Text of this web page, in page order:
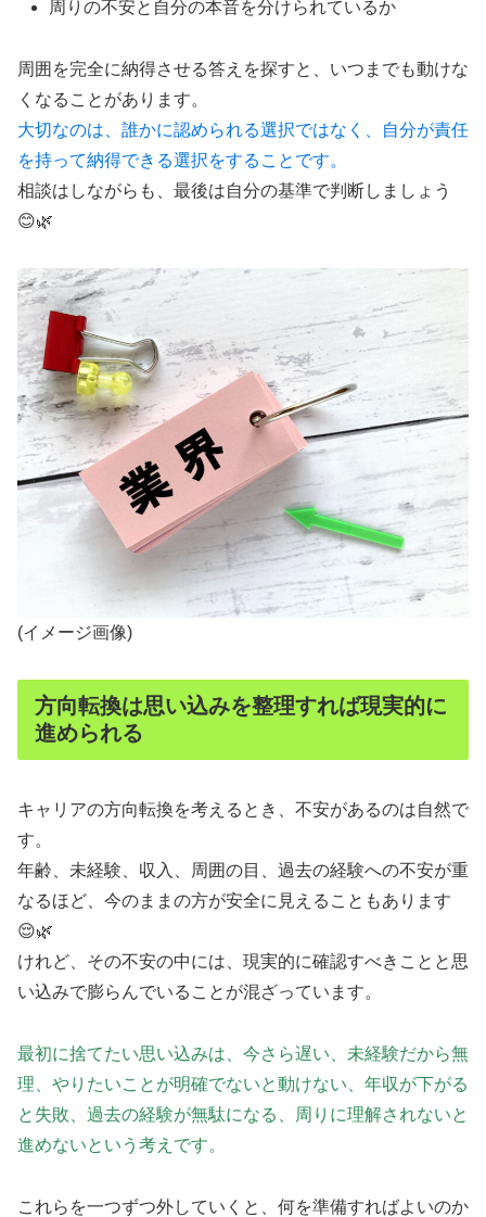
周りの不安と自分の本音を分けられているか
周囲を完全に納得させる答えを探すと、いつまでも動けな
くなることがあります。
大切なのは、誰かに認められる選択ではなく、自分が責任
を持って納得できる選択をすることです。
相談はしながらも、最後は自分の基準で判断しましょう
😊🌿
(イメージ画像)
方向転換は思い込みを整理すれば現実的に
進められる
キャリアの方向転換を考えるとき、不安があるのは自然で
す。
年齢、未経験、収入、周囲の目、過去の経験への不安が重
なるほど、今のままの方が安全に見えることもあります
😌🌿
けれど、その不安の中には、現実的に確認すべきことと思
い込みで膨らんでいることが混ざっています。
最初に捨てたい思い込みは、今さら遅い、未経験だから無
理、やりたいことが明確でないと動けない、年収が下がる
と失敗、過去の経験が無駄になる、周りに理解されないと
進めないという考えです。
これらを一つずつ外していくと、何を準備すればよいのか